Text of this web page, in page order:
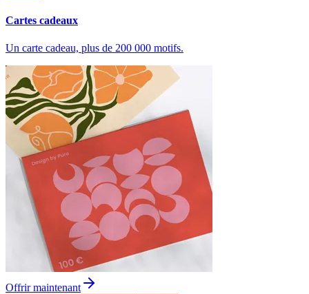
Cartes cadeaux
Un carte cadeau, plus de 200 000 motifs.
Offrir maintenant